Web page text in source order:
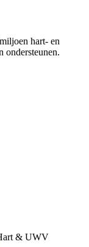
hart- en
ondersteunen.
& UWV